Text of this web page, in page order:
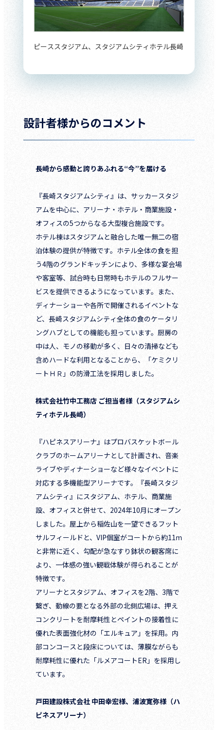
ピーススタジアム、スタジアムシティホテル長崎
設計者様からのコメント
長崎から感動と誇りあふれる“今”を届ける
『長崎スタジアムシティ』は、サッカースタジ
アムを中心に、アリーナ・ホテル・商業施設・
オフィスの5つからなる大型複合施設です。
ホテル棟はスタジアムと融合した唯一無二の宿
泊体験の提供が特徴です。ホテル全体の食を担
う4階のグランドキッチンにより、多様な宴会場
や客室等、試合時も日常時もホテルのフルサー
ビスを提供できるようになっています。また、
ディナーショーや各所で開催されるイベントな
ど、長崎スタジアムシティ全体の食のケータリ
ングハブとしての機能も担っています。厨房の
中は人、モノの移動が多く、日々の清掃なども
含めハードな利用となることから、「ケミクリ
ートＨＲ」の防滑工法を採用しました。
株式会社竹中工務店 ご担当者様（スタジアムシ
ティホテル長崎）
『ハピネスアリーナ』はプロバスケットボール
クラブのホームアリーナとして計画され、音楽
ライブやディナーショーなど様々なイベントに
対応する多機能型アリーナです。『長崎スタジ
アムシティ』にスタジアム、ホテル、商業施
設、オフィスと併せて、2024年10月にオープン
しました。屋上から稲佐山を一望できるフット
サルフィールドと、VIP個室がコートから約11ｍ
と非常に近く、勾配が急なすり鉢状の観客席に
より、一体感の強い観戦体験が得られることが
特徴です。
アリーナとスタジアム、オフィスを2階、3階で
繋ぎ、動線の要となる外部の北側広場は、押え
コンクリートを耐摩耗性とペイントの接着性に
優れた表面強化材の「エルキュア」を採用。内
部コンコースと段床については、薄膜ながらも
耐摩耗性に優れた「ルメアコートER」を採用し
ています。
戸田建設株式会社 中田幸宏様、浦波寛弥様（ハ
ピネスアリーナ）